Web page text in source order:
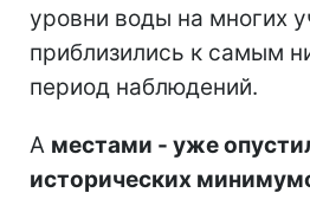
уровни воды на многих
приблизились к самым
период наблюдений.
А местами - уже
исторических